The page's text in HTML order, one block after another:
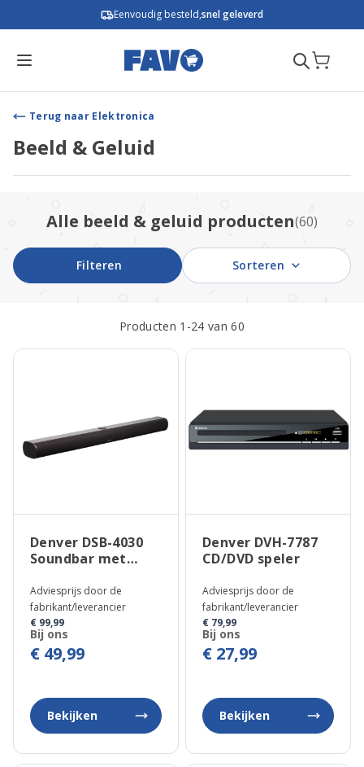
Eenvoudig besteld,snel geleverd
Terug naar Elektronica
Beeld & Geluid
Alle beeld & geluid producten(60)
Filteren
Producten 1 -24 van60
Sorteren
Denver DSB-4030
Soundbar met
Adviesprijs door de
fabrikant/leverancier
€ 99,99
Bij ons
€ 49,99
Bekijken
Denver DVH-7787
CD/DVD speler
Adviesprijs door de
fabrikant/leverancier
€ 79,99
Bij ons
€ 27,99
Bekijken